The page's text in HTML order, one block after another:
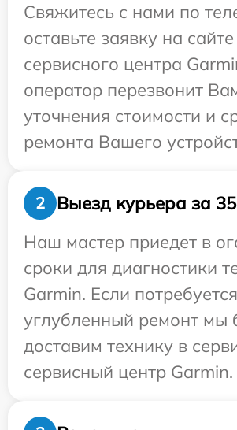
Свяжитесь с нами по
оставьте заявку на сайте
сервисного центра
оператор перезвонит
уточнения стоимости и
ремонта Вашего
2
Выезд курьера за
Наш мастер приедет в
сроки для диагностики
Garmin. Если потребуется
углубленный ремонт мы
доставим технику в
сервисный центр Garmin.